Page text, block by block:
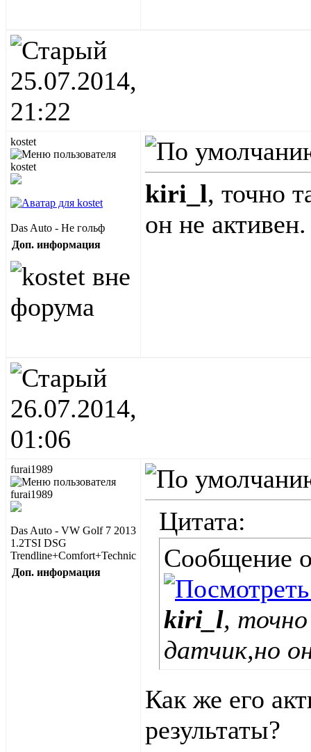
25.07.2014,
21:22
kostet
Das Auto - Не гольф
Доп. информация
kiri_l, точно
он не активен.
26.07.2014,
01:06
furai1989
Das Auto - VW Golf 7 2013
1.2TSI DSG
Trendline+Comfort+Technic
Доп. информация
Цитата:
Сообщение
kiri_l,
датчик,но
Как же его
результаты?